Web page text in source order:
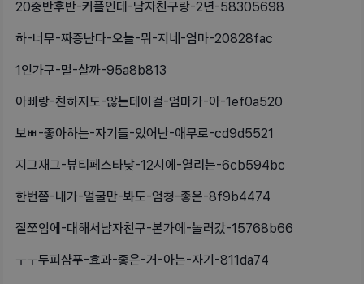
20중반후반-커플인데-남자친구랑-2년-58305698
하-너무-짜증난다-오늘-뭐-지네-엄마-20828fac
1인가구-멀-살까-95a8b813
아빠랑-친하지도-않는데이걸-엄마가-아-1ef0a520
보ㅃ-좋아하는-자기들-있어난-애무로-cd9d5521
지그재그-뷰티페스타낮-12시에-열리는-6cb594bc
한번쯤-내가-얼굴만-봐도-엄청-좋은-8f9b4474
질쪼임에-대해서남자친구-본가에-놀러갔-15768b66
ㅜㅜ두피샴푸-효과-좋은-거-아는-자기-811da74